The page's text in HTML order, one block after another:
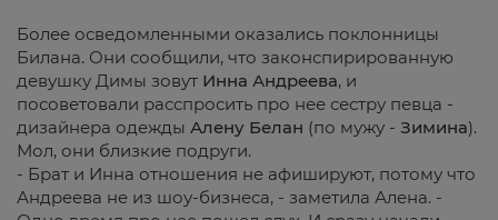
Более осведомленными оказались поклонницы
Билана. Они сообщили, что законспирированную
девушку Димы зовут Инна Андреева, и
посоветовали расспросить про нее сестру певца -
дизайнера одежды Алену Белан (по мужу - Зимина).
Мол, они близкие подруги.
- Брат и Инна отношения не афишируют, потому что
Андреева не из шоу-бизнеса, - заметила Алена. -